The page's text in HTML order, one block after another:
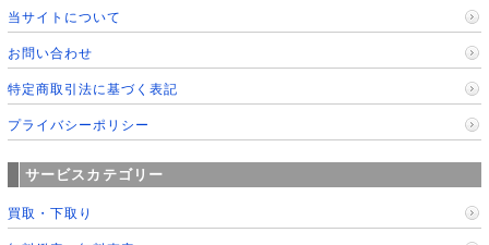
当サイトについて
お問い合わせ
特定商取引法に基づく表記
プライバシーポリシー
サービスカテゴリー
買取・下取り